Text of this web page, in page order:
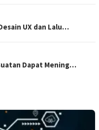
UX dan Lalu…
Dapat Mening…